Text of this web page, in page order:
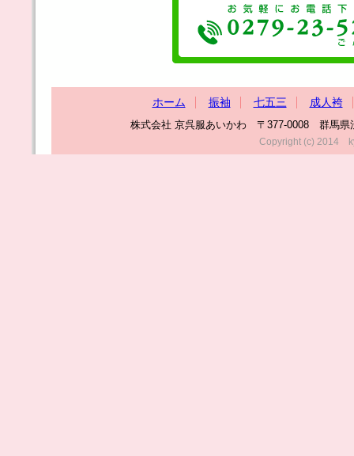
ホーム 振袖 七五三
成人袴
株式会社 京呉服あいかわ 〒377-0008 群馬県
Copyright (c) 2014